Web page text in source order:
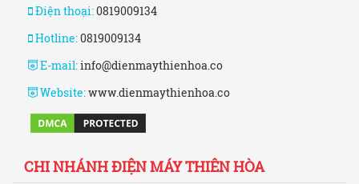
Điện thoại:0819009134
Hotline:0819009134
E-mail:info@dienmaythienhoa.co
Website:www.dienmaythienhoa.co
CHI NHÁNH ĐIỆN MÁY THIÊN HÒA